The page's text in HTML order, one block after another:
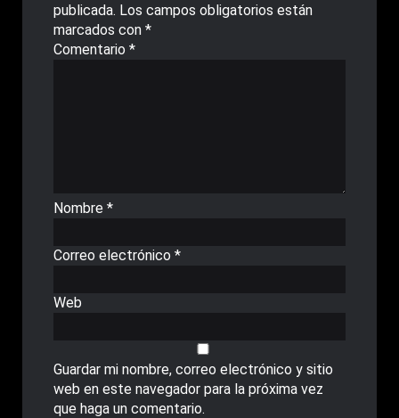
publicada. Los campos obligatorios están
marcados con *
Comentario *
Nombre *
Correo electrónico *
Web
Guardar mi nombre, correo electrónico y sitio
web en este navegador para la próxima vez
que haga un comentario.